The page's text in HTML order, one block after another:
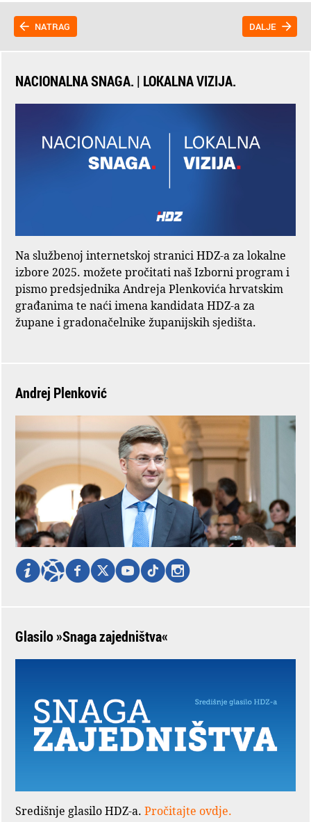
NATRAG DALJE
NACIONALNA SNAGA. | LOKALNA VIZIJA.
Na službenoj internetskoj stranici HDZ-a za lokalne
izbore 2025. možete pročitati naš Izborni program i
pismo predsjednika Andreja Plenkovića hrvatskim
građanima te naći imena kandidata HDZ-a za
župane i gradonačelnike županijskih sjedišta.
Andrej Plenković
Glasilo »Snaga zajedništva«
Središnje glasilo HDZ-a. Pročitajte ovdje.